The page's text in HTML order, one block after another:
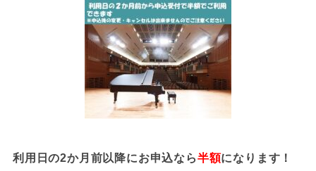
利用日の2か月前以降にお申込なら半額になります！